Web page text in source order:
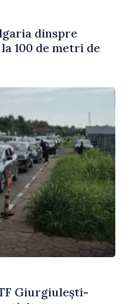
dinspre
100 de metri de
Giurgiulești-